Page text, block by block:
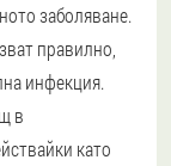
заболяване.
правилно,
инфекция.
в
като